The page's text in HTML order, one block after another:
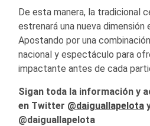
De esta manera, la tradicional
estrenará una nueva dimensión
Apostando por una
nacional y espectáculo para
impactante antes de cada
Sigan toda la información y
en Twitter @daiguallapelota
@daiguallapelota